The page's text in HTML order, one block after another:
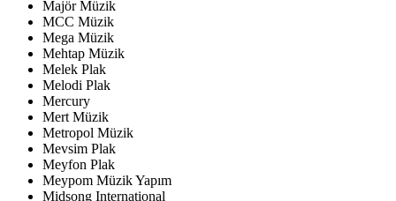
Majör Müzik
MCC Müzik
Mega Müzik
Mehtap Müzik
Melek Plak
Melodi Plak
Mercury
Mert Müzik
Metropol Müzik
Mevsim Plak
Meyfon Plak
Meypom Müzik Yapım
Midsong International